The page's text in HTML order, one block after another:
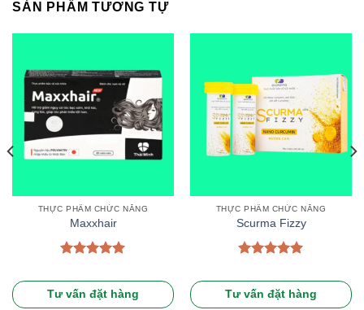
SẢN PHẨM TƯƠNG TỰ
THỰC PHẨM CHỨC NĂNG
Maxxhair
hạng5.00
5 sao
Tư vấn đặt hàng
THỰC PHẨM CHỨC NĂNG
Scurma Fizzy
hạng5.00
5 sao
Tư vấn đặt hàng